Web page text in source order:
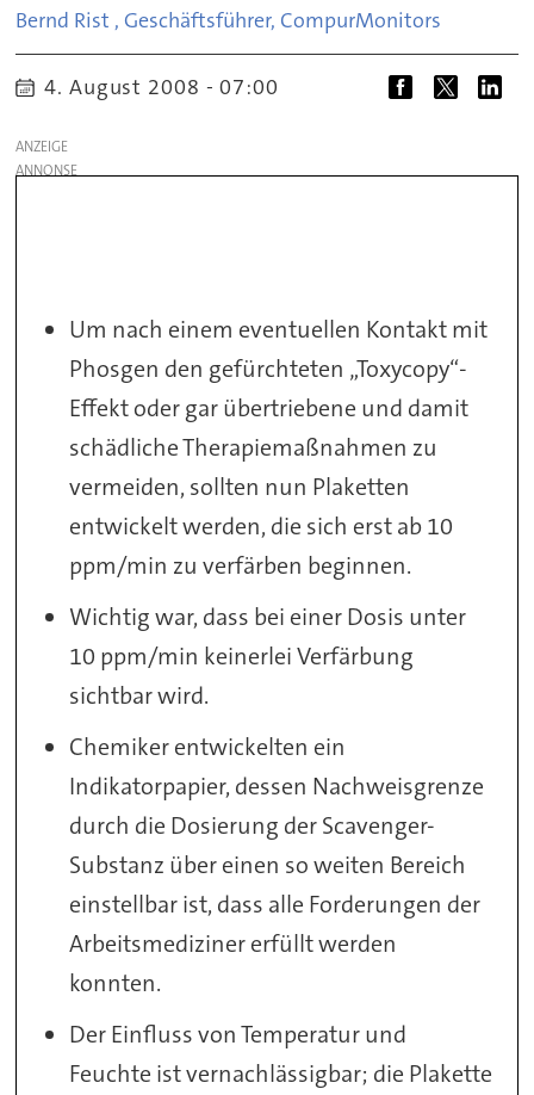
Bernd Rist , Geschäftsführer, CompurMonitors
4. August 2008 - 07:00
ANZEIGE
Um nach einem eventuellen Kontakt mit
Phosgen den gefürchteten „Toxycopy“-
Effekt oder gar übertriebene und damit
schädliche Therapiemaßnahmen zu
vermeiden, sollten nun Plaketten
entwickelt werden, die sich erst ab 10
ppm/min zu verfärben beginnen.
Wichtig war, dass bei einer Dosis unter
10 ppm/min keinerlei Verfärbung
sichtbar wird.
Chemiker entwickelten ein
Indikatorpapier, dessen Nachweisgrenze
durch die Dosierung der Scavenger-
Substanz über einen so weiten Bereich
einstellbar ist, dass alle Forderungen der
Arbeitsmediziner erfüllt werden
konnten.
Der Einfluss von Temperatur und
Feuchte ist vernachlässigbar; die Plakette